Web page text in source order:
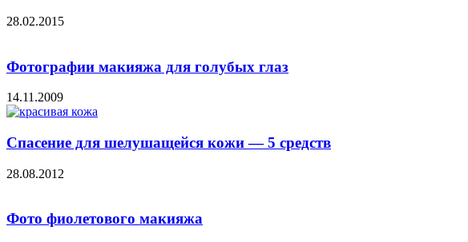
28.02.2015
Фотографии макияжа для голубых глаз
14.11.2009
Спасение для шелушащейся кожи — 5 средств
28.08.2012
Фото фиолетового макияжа